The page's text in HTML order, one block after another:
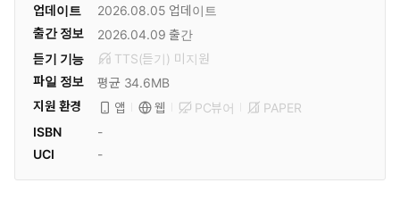
업데이트 2026.08.05 업데이트
출간 정보
2026.04.09 출간
듣기 기능
TTS(듣기) 미 지원
파일 정보
평균 34.6MB
지원 환경
앱 웹 PC뷰어
PAPER
ISBN
-
UCI
-